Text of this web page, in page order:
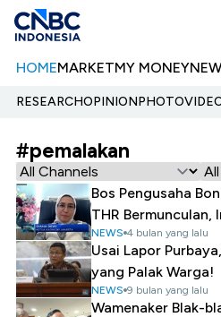
HOMEMARKETMY MONEY
RESEARCHOPINIONPHOTO
#pemalakan
Bos Pengusaha
THR Bermunculan,
NEWS 4 bulan yang lalu
Usai Lapor
yang Palak Warga!
NEWS 9 bulan yang lalu
Wamenaker Blak-